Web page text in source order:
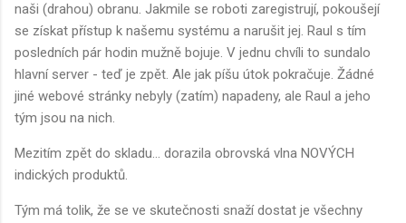
naši (drahou) obranu. Jakmile se roboti zaregistrují, pokoušejí
se získat přístup k našemu systému a narušit jej. Raul s tím
posledních pár hodin mužně bojuje. V jednu chvíli to sundalo
hlavní server - teď je zpět. Ale jak píšu útok pokračuje. Žádné
jiné webové stránky nebyly (zatím) napadeny, ale Raul a jeho
tým jsou na nich.
Mezitím zpět do skladu... dorazila obrovská vlna NOVÝCH
indických produktů.
Tým má tolik, že se ve skutečnosti snaží dostat je všechny